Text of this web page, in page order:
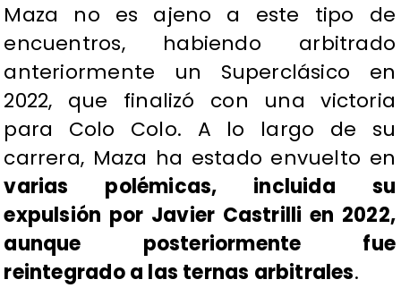
Maza no es ajeno a este tipo de
encuentros, habiendo arbitrado
anteriormente un Superclásico en
2022, que finalizó con una victoria
para Colo Colo. A lo largo de su
carrera, Maza ha estado envuelto en
varias polémicas, incluida su
expulsión por Javier Castrilli en 2022,
aunque posteriormente fue
reintegrado a las ternas arbitrales.